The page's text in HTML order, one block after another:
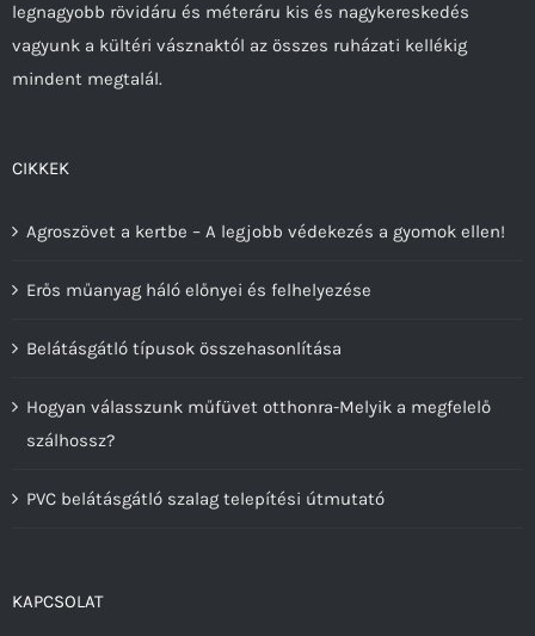
legnagyobb rövidáru és méteráru kis és nagykereskedés
vagyunk a kültéri vásznaktól az összes ruházati kellékig
mindent megtalál.
CIKKEK
Agroszövet a kertbe – A legjobb védekezés a gyomok ellen!
Erős műanyag háló előnyei és felhelyezése
Belátásgátló típusok összehasonlítása
Hogyan válasszunk műfüvet otthonra-Melyik a megfelelő
szálhossz?
PVC belátásgátló szalag telepítési útmutató
KAPCSOLAT